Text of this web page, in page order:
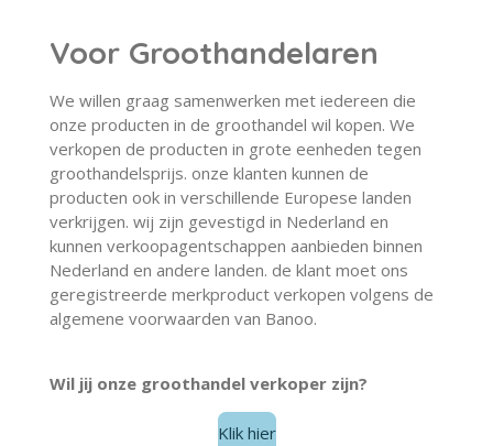
Voor Groothandelaren
We willen graag samenwerken met iedereen die
onze producten in de groothandel wil kopen. We
verkopen de producten in grote eenheden tegen
groothandelsprijs. onze klanten kunnen de
producten ook in verschillende Europese landen
verkrijgen. wij zijn gevestigd in Nederland en
kunnen verkoopagentschappen aanbieden binnen
Nederland en andere landen. de klant moet ons
geregistreerde merkproduct verkopen volgens de
algemene voorwaarden van Banoo.
Wil jij onze groothandel verkoper zijn?
Klik hier